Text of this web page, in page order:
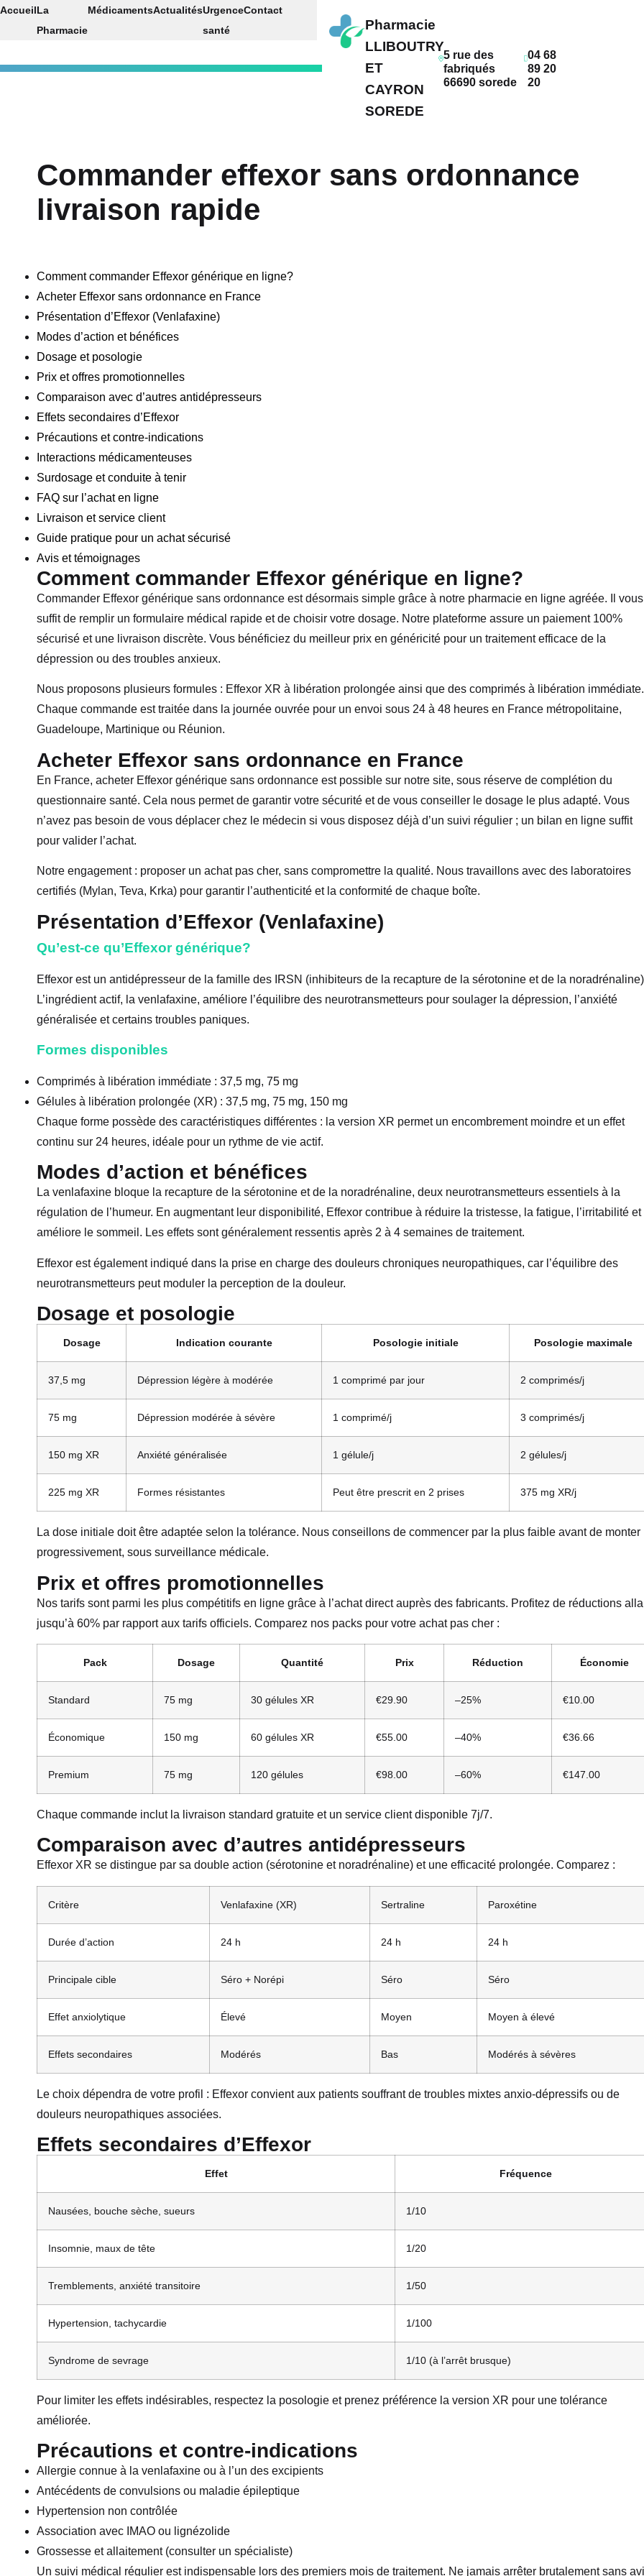
Pharmacie
LLIBOUTRY
ET
CAYRON
SOREDE
5 rue des
fabriqués
66690 sorede
04 68
89 20
20
AccueilLa
Pharmacie
MédicamentsActualitésUrgence
santé
Contact
Commander effexor sans ordonnance
livraison rapide
Comment commander Effexor générique en ligne?
Acheter Effexor sans ordonnance en France
Présentation d’Effexor (Venlafaxine)
Modes d’action et bénéfices
Dosage et posologie
Prix et offres promotionnelles
Comparaison avec d’autres antidépresseurs
Effets secondaires d’Effexor
Précautions et contre-indications
Interactions médicamenteuses
Surdosage et conduite à tenir
FAQ sur l’achat en ligne
Livraison et service client
Guide pratique pour un achat sécurisé
Avis et témoignages
Comment commander Effexor générique en ligne?
Commander Effexor générique sans ordonnance est désormais simple grâce à notre pharmacie en ligne agréée. Il vous
suffit de remplir un formulaire médical rapide et de choisir votre dosage. Notre plateforme assure un paiement 100%
sécurisé et une livraison discrète. Vous bénéficiez du meilleur prix en généricité pour un traitement efficace de la
dépression ou des troubles anxieux.
Nous proposons plusieurs formules : Effexor XR à libération prolongée ainsi que des comprimés à libération immédiate.
Chaque commande est traitée dans la journée ouvrée pour un envoi sous 24 à 48 heures en France métropolitaine,
Guadeloupe, Martinique ou Réunion.
Acheter Effexor sans ordonnance en France
En France, acheter Effexor générique sans ordonnance est possible sur notre site, sous réserve de complétion du
questionnaire santé. Cela nous permet de garantir votre sécurité et de vous conseiller le dosage le plus adapté. Vous
n’avez pas besoin de vous déplacer chez le médecin si vous disposez déjà d’un suivi régulier ; un bilan en ligne suffit
pour valider l’achat.
Notre engagement : proposer un achat pas cher, sans compromettre la qualité. Nous travaillons avec des laboratoires
certifiés (Mylan, Teva, Krka) pour garantir l’authenticité et la conformité de chaque boîte.
Présentation d’Effexor (Venlafaxine)
Qu’est-ce qu’Effexor générique?
Effexor est un antidépresseur de la famille des IRSN (inhibiteurs de la recapture de la sérotonine et de la
L’ingrédient actif, la venlafaxine, améliore l’équilibre des neurotransmetteurs pour soulager la dépression, l’anxiété
généralisée et certains troubles paniques.
Formes disponibles
Comprimés à libération immédiate : 37,5 mg, 75 mg
Gélules à libération prolongée (XR) : 37,5 mg, 75 mg, 150 mg
Chaque forme possède des caractéristiques différentes : la version XR permet un encombrement moindre et un effet
continu sur 24 heures, idéale pour un rythme de vie actif.
Modes d’action et bénéfices
La venlafaxine bloque la recapture de la sérotonine et de la noradrénaline, deux neurotransmetteurs essentiels à la
régulation de l’humeur. En augmentant leur disponibilité, Effexor contribue à réduire la tristesse, la fatigue, l’irritabilité et
améliore le sommeil. Les effets sont généralement ressentis après 2 à 4 semaines de traitement.
Effexor est également indiqué dans la prise en charge des douleurs chroniques neuropathiques, car l’équilibre des
neurotransmetteurs peut moduler la perception de la douleur.
Dosage et posologie
Dosage Indication courante Posologie initiale Posologie maximale
37,5 mg Dépression légère à modérée 1 comprimé par jour 2 comprimés/j
75 mg Dépression modérée à sévère 1 comprimé/j 3 comprimés/j
150 mg XR Anxiété généralisée 1 gélule/j 2 gélules/j
225 mg XR Formes résistantes Peut être prescrit en 2 prises 375 mg XR/j
La dose initiale doit être adaptée selon la tolérance. Nous conseillons de commencer par la plus faible avant de monter
progressivement, sous surveillance médicale.
Prix et offres promotionnelles
Nos tarifs sont parmi les plus compétitifs en ligne grâce à l’achat direct auprès des fabricants. Profitez de réductions
jusqu’à 60% par rapport aux tarifs officiels. Comparez nos packs pour votre achat pas cher :
Pack Dosage Quantité Prix Réduction Économie
Standard 75 mg 30 gélules XR €29.90 –25% €10.00
Économique 150 mg 60 gélules XR €55.00 –40% €36.66
Premium 75 mg 120 gélules €98.00 –60% €147.00
Chaque commande inclut la livraison standard gratuite et un service client disponible 7j/7.
Comparaison avec d’autres antidépresseurs
Effexor XR se distingue par sa double action (sérotonine et noradrénaline) et une efficacité prolongée. Comparez :
Critère Venlafaxine (XR) Sertraline Paroxétine
Durée d’action 24 h 24 h 24 h
Principale cible Séro + Norépi Séro Séro
Effet anxiolytique Élevé Moyen Moyen à élevé
Effets secondaires Modérés Bas Modérés à sévères
Le choix dépendra de votre profil : Effexor convient aux patients souffrant de troubles mixtes anxio-dépressifs ou de
douleurs neuropathiques associées.
Effets secondaires d’Effexor
Effet Fréquence
Nausées, bouche sèche, sueurs 1/10
Insomnie, maux de tête 1/20
Tremblements, anxiété transitoire 1/50
Hypertension, tachycardie 1/100
Syndrome de sevrage 1/10 (à l’arrêt brusque)
Pour limiter les effets indésirables, respectez la posologie et prenez préférence la version XR pour une tolérance
améliorée.
Précautions et contre-indications
Allergie connue à la venlafaxine ou à l’un des excipients
Antécédents de convulsions ou maladie épileptique
Hypertension non contrôlée
Association avec IMAO ou lignézolide
Grossesse et allaitement (consulter un spécialiste)
Un suivi médical régulier est indispensable lors des premiers mois de traitement. Ne jamais arrêter brutalement sans